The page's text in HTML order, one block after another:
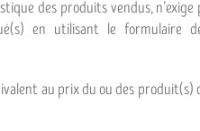
des produits vendus,
en utilisant le formulaire
au prix du ou des